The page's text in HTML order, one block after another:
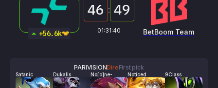
PARIVISION
+56.6k
46 : 49
01:31:40 BetBoom Team
PARIVISIONDireFirst pick
Satanic Dukalis No[o]ne- Noticed 9Class